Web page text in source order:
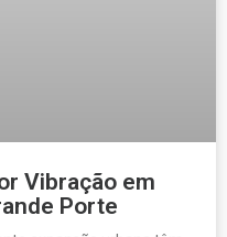
Vibração em
Porte